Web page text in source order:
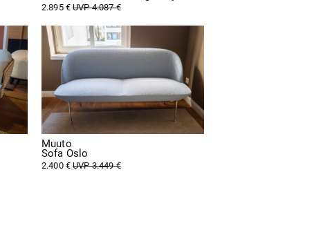
2.895 €UVP 4.087 €
Muuto
Sofa Oslo
2.400 €UVP 3.449 €